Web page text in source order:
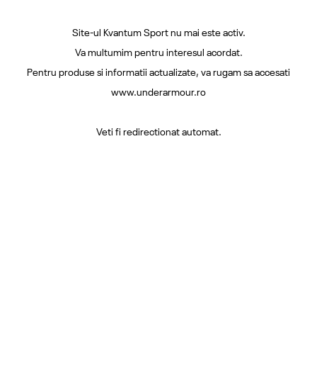
Site-ul Kvantum Sport nu mai este activ.
Va multumim pentru interesul acordat.
Pentru produse si informatii actualizate, va rugam sa accesati
www.underarmour.ro
Veti fi redirectionat automat.